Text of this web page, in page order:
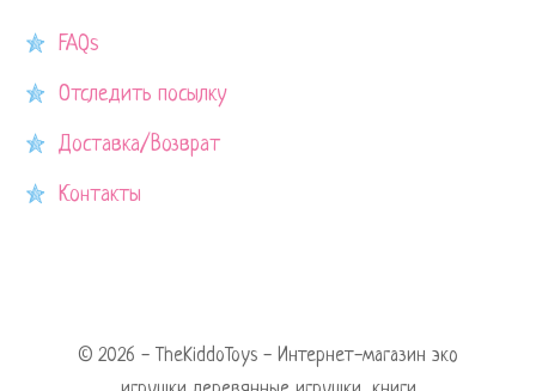
FAQs
Отследить посылку
Доставка/Возврат
Контакты
© 2026 - TheKiddoToys - Интернет-магазин эко